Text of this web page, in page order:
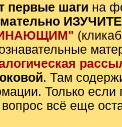
первые шаги на
. Там
Только если
всё еще